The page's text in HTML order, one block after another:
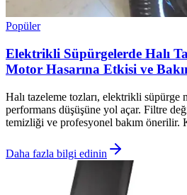
Popüler
Elektrikli Süpürgelerde Halı
Motor Hasarına Etkisi ve
Halı tazeleme tozları, elektrikli süpürge
performans düşüşüne yol açar. Filtre
temizliği ve profesyonel bakım önerilir.
Daha fazla bilgi edinin